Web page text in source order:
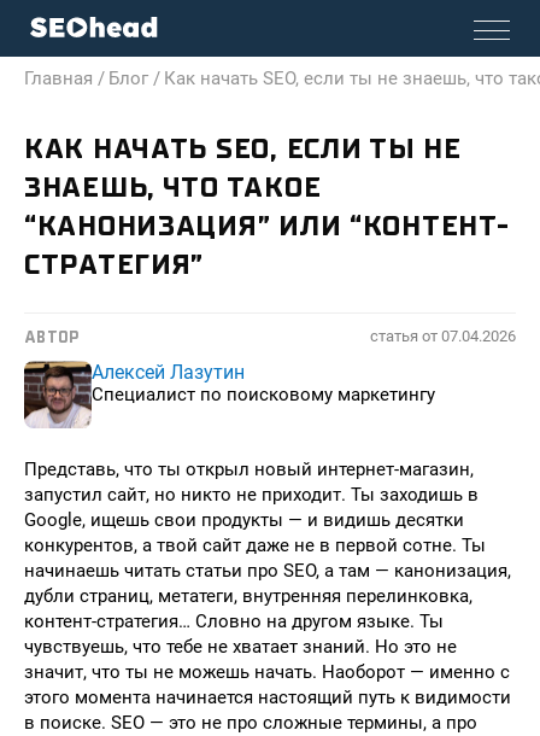
Главная / Блог / Как начать SEO, если ты не знаешь, что
КАК НАЧАТЬ SEO, ЕСЛИ ТЫ НЕ
ЗНАЕШЬ, ЧТО ТАКОЕ
“КАНОНИЗАЦИЯ” ИЛИ “КОНТЕНТ-
СТРАТЕГИЯ”
АВТОР статья от 07.04.2026
Алексей Лазутин
Специалист по поисковому маркетингу
Представь, что ты открыл новый интернет-магазин,
запустил сайт, но никто не приходит. Ты заходишь в
Google, ищешь свои продукты — и видишь десятки
конкурентов, а твой сайт даже не в первой сотне. Ты
начинаешь читать статьи про SEO, а там — канонизация,
дубли страниц, метатеги, внутренняя перелинковка,
контент-стратегия… Словно на другом языке. Ты
чувствуешь, что тебе не хватает знаний. Но это не
значит, что ты не можешь начать. Наоборот — именно с
этого момента начинается настоящий путь к видимости
в поиске. SEO — это не про сложные термины, а про